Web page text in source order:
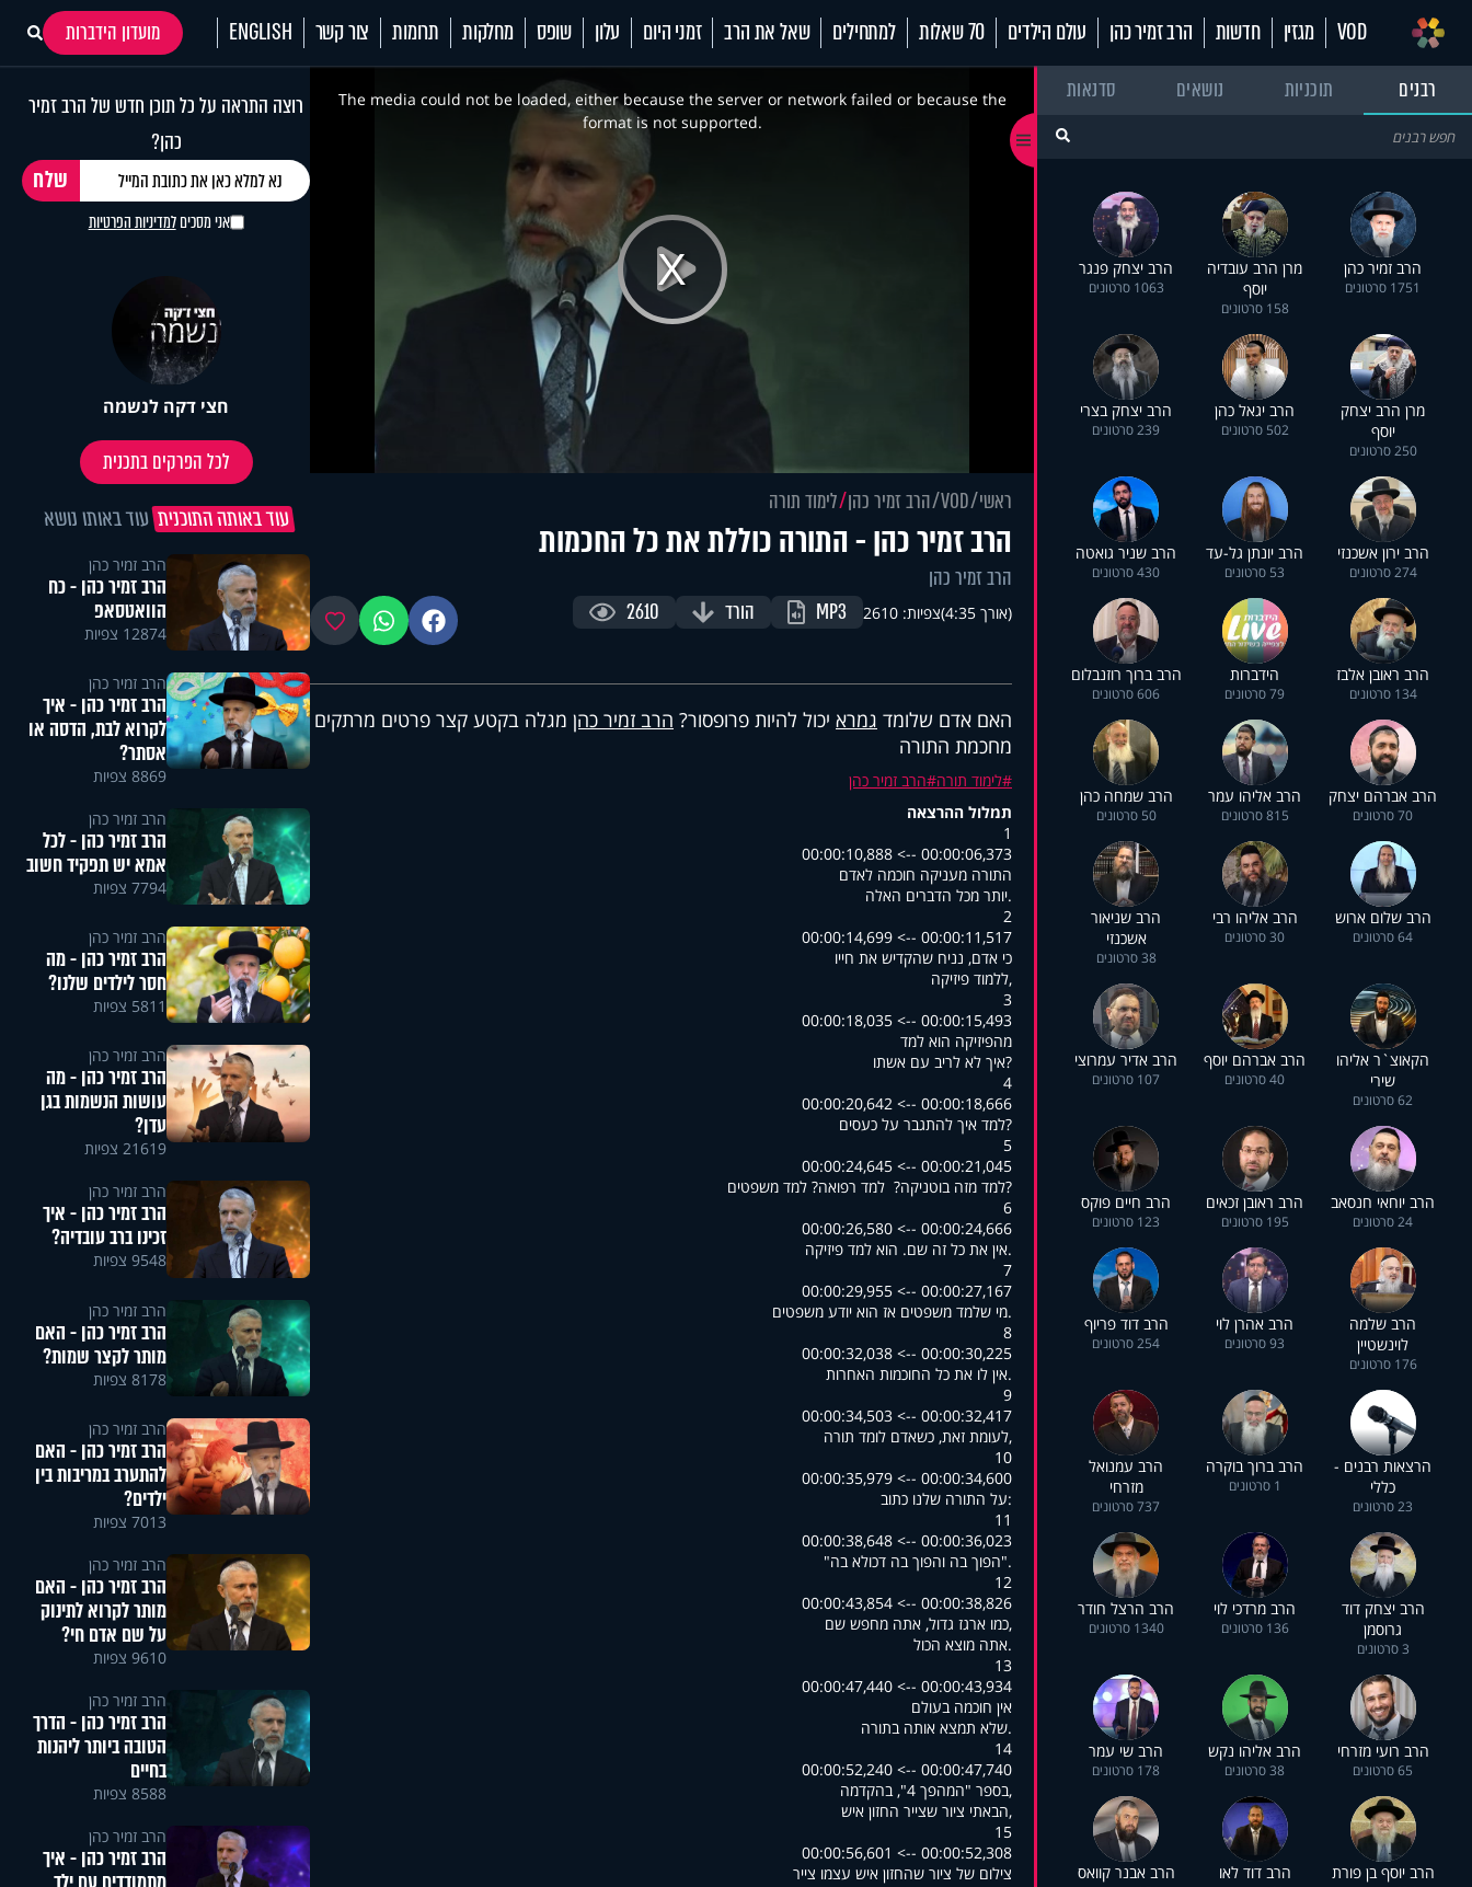
VOD מגזין חדשות הרב זמיר כהן עולם הילדים 70 שאלות למתחילים שאל את הרב זמני היום עלון שופס מחלקות תרומות צור קשר ENGLISH
מועדון הידברות
רבנים
תוכניות נושאים סדנאות
הרב זמיר כהן
1751 סרטונים
מרן הרב עובדיה
יוסף
158 סרטונים
הרב יצחק פנגר
1063 סרטונים
מרן הרב יצחק
יוסף
250 סרטונים
הרב יגאל כהן
502 סרטונים
הרב יצחק בצרי
239 סרטונים
הרב ירון אשכנזי
274 סרטונים
הרב יונתן גל-עד
53 סרטונים
הרב שניר גואטה
430 סרטונים
הרב ראובן אלבז
134 סרטונים
הידברות
79 סרטונים
הרב ברוך רוזנבלום
606 סרטונים
הרב אברהם יצחק
70 סרטונים
הרב אליהו עמר
815 סרטונים
הרב שמחה כהן
50 סרטונים
הרב שלום ארוש
64 סרטונים
הרב אליהו רבי
30 סרטונים
הרב שניאור
אשכנזי
38 סרטונים
הקאוצ`ר אליהו
שירי
62 סרטונים
הרב אברהם יוסף
40 סרטונים
הרב אדיר עמרוצי
107 סרטונים
הרב יוחאי חנסאב
24 סרטונים
הרב ראובן זכאים
195 סרטונים
הרב חיים פוקס
123 סרטונים
הרב שלמה
לוינשטיין
176 סרטונים
הרב אהרן לוי
93 סרטונים
הרב דוד פריוף
254 סרטונים
הרצאות רבנים -
כללי
23 סרטונים
הרב ברוך בוקרה
1 סרטונים
הרב עמנואל
מזרחי
737 סרטונים
הרב יצחק דוד
גרוסמן
3 סרטונים
הרב מרדכי לוי
136 סרטונים
הרב הרצל חודר
1340 סרטונים
הרב רועי מזרחי
65 סרטונים
הרב אליהו נקש
38 סרטונים
הרב שי עמר
178 סרטונים
הרב יוסף בן פורת הרב דוד לאו הרב אבנר קוואס
Play
Video
This
modalThe media could not be loaded, either because the server or network failed or because the
format is not supported.
ראשי VOD הרב זמיר כהן לימוד תורה
הרב זמיר כהן - התורה כוללת את כל החכמות
הרב זמיר כהן
(אורך 4:35) צפיות: 2610 MP3 הורד 2610 פייסבוקווטסאפ מועדפים
האם אדם שלומד גמרא יכול להיות פרופסור? הרב זמיר כהן מגלה בקטע קצר פרטים מרתקים
מחכמת התורה
לימוד תורה הרב זמיר כהן
תמלול ההרצאה
1
00:00:06,373 --> 00:00:10,888
התורה מעניקה חוכמה לאדם
.יותר מכל הדברים האלה
2
00:00:11,517 --> 00:00:14,699
כי אדם, נניח שהקדיש את חייו
,ללמוד פיזיקה
3
00:00:15,493 --> 00:00:18,035
מהפיזיקה הוא למד
?איך לא לריב עם אשתו
4
00:00:18,666 --> 00:00:20,642
?למד איך להתגבר על כעסים
5
00:00:21,045 --> 00:00:24,645
?למד מזה בוטניקה? למד רפואה? למד משפטים
6
00:00:24,666 --> 00:00:26,580
.אין את כל זה שם. הוא למד פיזיקה
7
00:00:27,167 --> 00:00:29,955
.מי שלמד משפטים אז הוא יודע משפטים
8
00:00:30,225 --> 00:00:32,038
.אין לו את כל החוכמות האחרות
9
00:00:32,417 --> 00:00:34,503
,לעומת זאת, כשאדם לומד תורה
10
00:00:34,600 --> 00:00:35,979
:על התורה שלנו כתוב
11
00:00:36,023 --> 00:00:38,648
."הפוך בה והפוך בה דכולא בה"
12
00:00:38,826 --> 00:00:43,854
,כמו ארגז גדול, אתה מחפש שם
.אתה מוצא הכול
13
00:00:43,934 --> 00:00:47,440
אין חוכמה בעולם
.שלא תמצא אותה בתורה
14
00:00:47,740 --> 00:00:52,240
,בספר "המהפך 4", בהקדמה
,הבאתי ציור שצייר החזון איש
15
00:00:52,308 --> 00:00:56,601
צילום של ציור שהחזון איש עצמו צייר
רוצה התראה על כל תוכן חדש של הרב זמיר
כהן?
אני מסכיםלמדיניות הפרטיות
חצי דקה לנשמה
לכל הפרקים בתכנית
עוד באותה התוכנית עוד באותו נושא
הרב זמיר כהן
הרב זמיר כהן - כח
הוואטסאפ
12874 צפיות
הרב זמיר כהן
הרב זמיר כהן - איך
לקרוא לבת, הדסה או
אסתר?
8869 צפיות
הרב זמיר כהן
הרב זמיר כהן - לכל
אמא יש תפקיד חשוב
7794 צפיות
הרב זמיר כהן
הרב זמיר כהן - מה
חסר לילדים שלנו?
5811 צפיות
הרב זמיר כהן
הרב זמיר כהן - מה
עושות הנשמות בגן
עדן?
21619 צפיות
הרב זמיר כהן
הרב זמיר כהן - איך
זכינו ברב עובדיה?
9548 צפיות
הרב זמיר כהן
הרב זמיר כהן - האם
מותר לקצר שמות?
8178 צפיות
הרב זמיר כהן
הרב זמיר כהן - האם
להתערב במריבות בין
ילדים?
7013 צפיות
הרב זמיר כהן
הרב זמיר כהן - האם
מותר לקרוא לתינוק
על שם אדם חי?
9610 צפיות
הרב זמיר כהן
הרב זמיר כהן - הדרך
הטובה ביותר ליהנות
בחיים
8588 צפיות
הרב זמיר כהן
הרב זמיר כהן - איך